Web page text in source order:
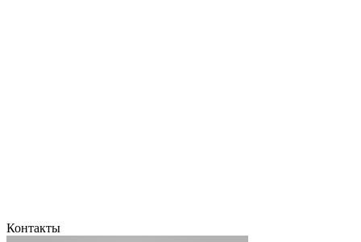
Контакты